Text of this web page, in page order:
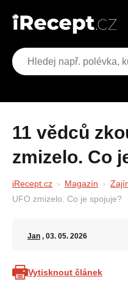
11 vědců zkoumajících UFO
zmizelo. Co
iRecept.cz Magazín
UFO zmizelo. Co je spojuje?
Jan , 03. 05. 2026
Vytisknout článek